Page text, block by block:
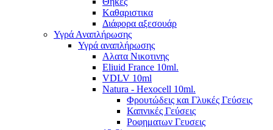
Kαθαριστικα
Διάφορα αξεσουάρ
Υγρά Αναπλήρωσης
Υγρά αναπλήρωσης
Aλατα Νικοτινης
Eliuid France 10ml.
VDLV 10ml
Natura - Hexocell 10ml.
Φρουτώδεις και Γλυκές Γεύσεις
Καπνικές Γεύσεις
Ροφηματων Γευσεις